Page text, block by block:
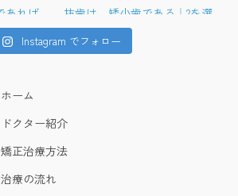
Instagram でフォロー
ホーム
ドクター紹介
矯正治療方法
治療の流れ